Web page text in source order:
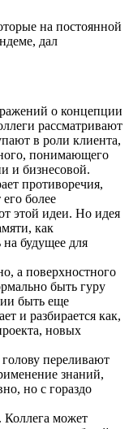
на постоянной
дал
о концепции
рассматривают
в роли клиента,
понимающего
и бизнесовой.
противоречия,
более
этой идеи. Но идея
как
будущее для
а поверхностного
быть гуру
быть еще
и разбирается как,
новых
переливают
знаний,
но с гораздо
Коллега может